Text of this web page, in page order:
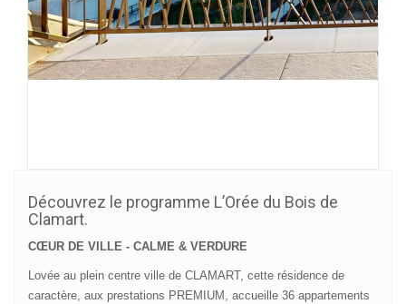
Découvrez le programme L’Orée du Bois de
Clamart.
CŒUR DE VILLE - CALME & VERDURE
Lovée au plein centre ville de CLAMART, cette résidence de
caractère, aux prestations PREMIUM, accueille 36 appartements